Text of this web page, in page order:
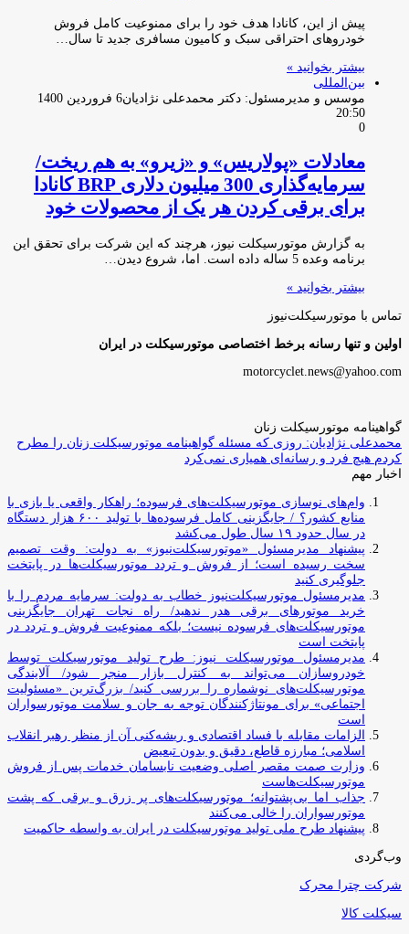
پیش از این، کانادا هدف خود را برای ممنوعیت کامل فروش
خودروهای احتراقی سبک و کامیون مسافری جدید تا سال…
بیشتر بخوانید »
بین‌المللی
موسس و مدیرمسئول: دکتر محمدعلی نژادیان
6 فروردین 1400
20:50
0
معادلات «پولاریس» و «زیرو» به هم ریخت/
سرمایه‌گذاری 300 میلیون دلاری BRP کانادا
برای برقی کردن هر یک از محصولات خود
به گزارش موتورسیکلت نیوز، هرچند که این شرکت برای تحقق این
برنامه وعده 5 ساله داده است. اما، شروع دیدن…
بیشتر بخوانید »
تماس با موتورسیکلت‌نیوز
اولین و تنها رسانه برخط اختصاصی موتورسیکلت در ایران
motorcyclet.news@yahoo.com
گواهینامه موتورسیکلت زنان
محمدعلی نژادیان: روزی که مسئله گواهینامه موتورسیکلت زنان را مطرح
کردم هیچ فرد و رسانه‌ای همیاری نمی‌کرد
اخبار مهم
وام‌های نوسازی موتورسیکلت‌های فرسوده؛ راهکار واقعی یا بازی با
منابع کشور؟ / جایگزینی کامل فرسوده‌ها با تولید ۶۰۰ هزار دستگاه
در سال حدود ۱۹ سال طول می‌کشد
پیشنهاد مدیرمسئول «موتورسیکلت‌نیوز» به دولت: وقت تصمیم
سخت رسیده است؛ از فروش و تردد موتورسیکلت‌ها در پایتخت
جلوگیری کنید
مدیرمسئول موتورسیکلت‌نیوز خطاب به دولت: سرمایه مردم را با
خرید موتورهای برقی هدر ندهید/ راه نجات تهران جایگزینی
موتورسیکلت‌های فرسوده نیست؛ بلکه ممنوعیت فروش و تردد در
پایتخت است
مدیرمسئول موتورسیکلت نیوز: طرح تولید موتورسیکلت توسط
خودروسازان می‌تواند به کنترل بازار منجر شود/ آلایندگی
موتورسیکلت‌های نوشماره را بررسی کنید/ بزرگ‌ترین «مسئولیت
اجتماعی» برای مونتاژکنندگان توجه به جان و سلامت موتورسواران
است
الزامات مقابله با فساد اقتصادی و ریشه‌کنی آن از منظر رهبر انقلاب
اسلامی؛ مبارزه قاطع، دقیق و بدون تبعیض
وزارت صمت مقصر اصلی وضعیت نابسامان خدمات پس از فروش
موتورسیکلت‌هاست
جذاب اما بی‌پشتوانه؛ موتورسیکلت‌های پر زرق‌ و برقی که پشت
موتورسواران را خالی می‌کنند
پیشنهاد طرح ملی تولید موتورسیکلت در ایران به واسطه حاکمیت
وب‌گردی
شرکت چترا محرک
سیکلت کالا